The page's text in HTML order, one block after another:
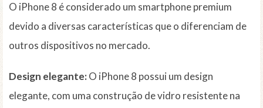
O iPhone 8 é considerado um smartphone premium
devido a diversas características que o diferenciam de
outros dispositivos no mercado.
Design elegante:O iPhone 8 possui um design
elegante, com uma construção de vidro resistente na